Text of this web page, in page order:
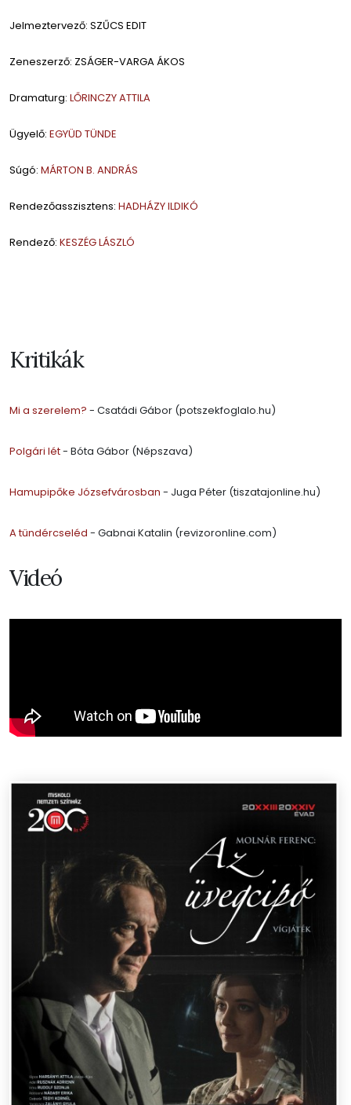
Jelmeztervező: SZŰCS EDIT
Zeneszerző: ZSÁGER-VARGA ÁKOS
Dramaturg: LŐRINCZY ATTILA
Ügyelő: EGYÜD TÜNDE
Súgó: MÁRTON B. ANDRÁS
Rendezőasszisztens: HADHÁZY ILDIKÓ
Rendező: KESZÉG LÁSZLÓ
Kritikák
Mi a szerelem? - Csatádi Gábor (potszekfoglalo.hu)
Polgári lét- Bóta Gábor (Népszava)
Hamupipőke Józsefvárosban - Juga Péter (tiszatajonline.hu)
A tündércseléd - Gabnai Katalin (revizoronline.com)
Videó